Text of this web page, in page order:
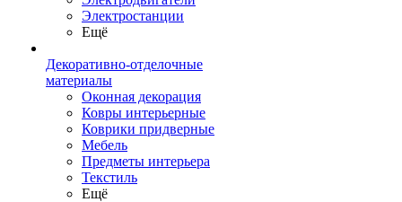
Электростанции
Ещё
Декоративно-отделочные
материалы
Оконная декорация
Ковры интерьерные
Коврики придверные
Мебель
Предметы интерьера
Текстиль
Ещё